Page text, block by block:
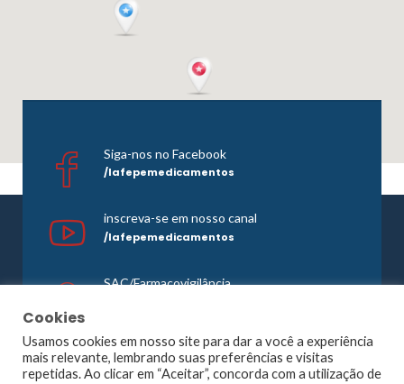
Siga-nos no Facebook
/lafepemedicamentos
inscreva-se em nosso canal
/lafepemedicamentos
SAC/Farmacovigilância
©1965 - 2026 Todos os direitos reservados. Lafepe |
Cookies
Usamos cookies em nosso site para dar a você a experiência
mais relevante, lembrando suas preferências e visitas
repetidas. Ao clicar em “Aceitar”, concorda com a utilização de